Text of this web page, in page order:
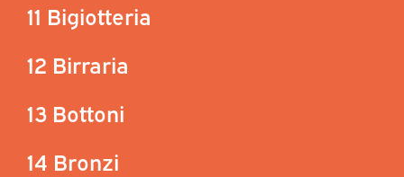
11 Bigiotteria
12 Birraria
13 Bottoni
14 Bronzi